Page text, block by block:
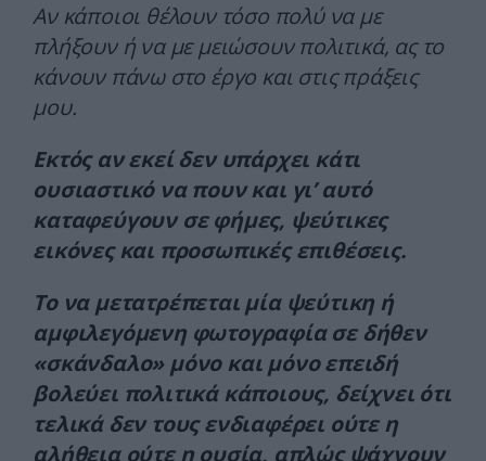
Αν κάποιοι θέλουν τόσο πολύ να με
πλήξουν ή να με μειώσουν πολιτικά, ας το
κάνουν πάνω στο έργο και στις πράξεις
μου.
Εκτός αν εκεί δεν υπάρχει κάτι
ουσιαστικό να πουν και γι’ αυτό
καταφεύγουν σε φήμες, ψεύτικες
εικόνες και προσωπικές επιθέσεις.
Το να μετατρέπεται μία ψεύτικη ή
αμφιλεγόμενη φωτογραφία σε δήθεν
«σκάνδαλο» μόνο και μόνο επειδή
βολεύει πολιτικά κάποιους, δείχνει ότι
τελικά δεν τους ενδιαφέρει ούτε η
αλήθεια ούτε η ουσία, απλώς ψάχνουν